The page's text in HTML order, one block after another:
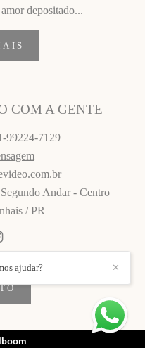
depositado...
COM A GENTE
99224-7129
Andar - Centro
/ PR
✕
ajudar?